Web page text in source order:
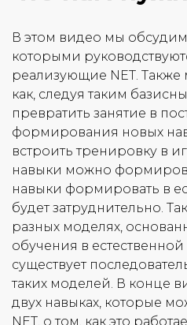
В этом видео мы
которыми
реализующие NET.
как, следуя таким
превратить занятие в
формирования новых
встроить тренировку в
навыки можно
навыки формировать в
будет затруднительно.
разных моделях,
обучения в естественной
существует
таких моделей. В конце
двух навыках, которые
NET, о том, как это